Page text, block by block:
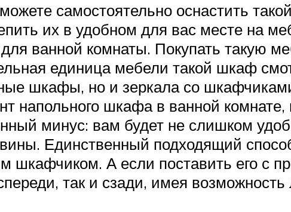
самостоятельно оснастить
их в удобном для вас месте на
ванной комнаты. Покупать такую
единица мебели такой шкаф
шкафы, но и зеркала со
напольного шкафа в ванной
минус: вам будет не слишком
Единственный подходящий
шкафчиком. А если поставить его с
так и сзади, имея